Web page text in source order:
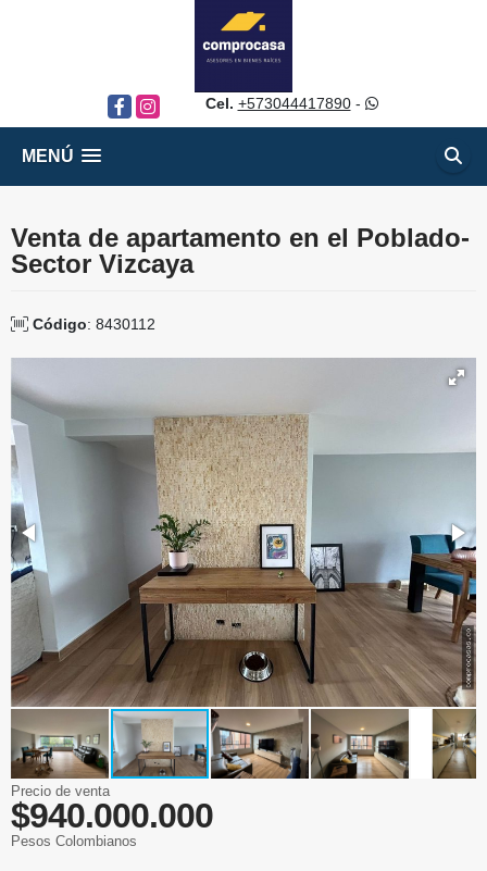
FacebookInstagram Cel. +573044417890-
MENÚ
Venta de apartamento en el Poblado-
Sector Vizcaya
Código: 8430112
Precio de venta
$940.000.000
Pesos Colombianos